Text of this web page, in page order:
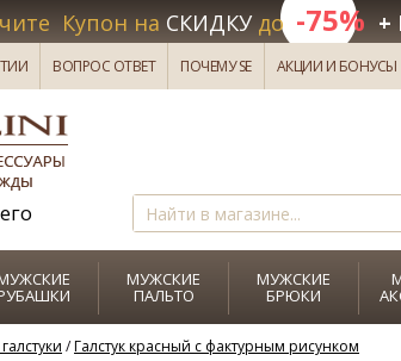
Купон на СКИДКУдо -75% +
ВОПРОС ОТВЕТ ПОЧЕМУ SE АКЦИИ И БОНУСЫ
МУЖСКИЕ
ПАЛЬТО
МУЖСКИЕ
БРЮКИ
/Галстук красный с фактурным рисунком